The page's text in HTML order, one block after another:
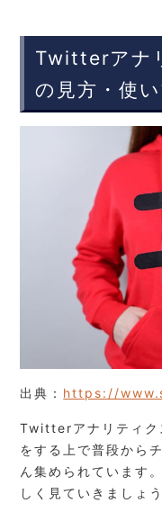
Twitterアナ
の見方・使
出典： https://
Twitterアナリティク
をする上で普段から
ん集められています
しく見ていきましょう